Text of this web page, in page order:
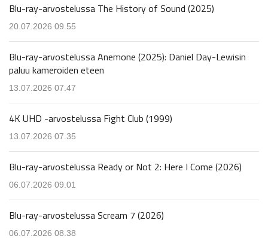
Blu-ray-arvostelussa The History of Sound (2025)
20.07.2026 09.55
Blu-ray-arvostelussa Anemone (2025): Daniel Day-Lewisin
paluu kameroiden eteen
13.07.2026 07.47
4K UHD -arvostelussa Fight Club (1999)
13.07.2026 07.35
Blu-ray-arvostelussa Ready or Not 2: Here I Come (2026)
06.07.2026 09.01
Blu-ray-arvostelussa Scream 7 (2026)
06.07.2026 08.38